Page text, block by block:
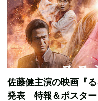
佐藤健主演の映画『
発表 特報＆ポスター